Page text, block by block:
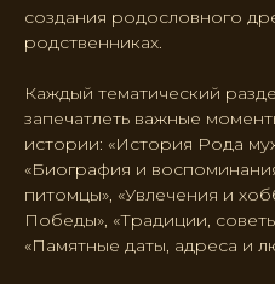
создания родословного
родственниках.
Каждый тематический
запечатлеть важные
истории: «История Рода
«Биография и
питомцы», «Увлечения и
Победы», «Традиции,
«Памятные даты, адреса и